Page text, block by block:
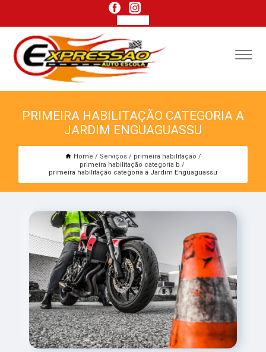
PRIMEIRA HABILITAÇÃO CATEGORIA A
JARDIM ENGUAGUASSU
Home Serviços
primeira habilitação
primeira habilitação categoria b
primeira habilitação categoria a Jardim Enguaguassu